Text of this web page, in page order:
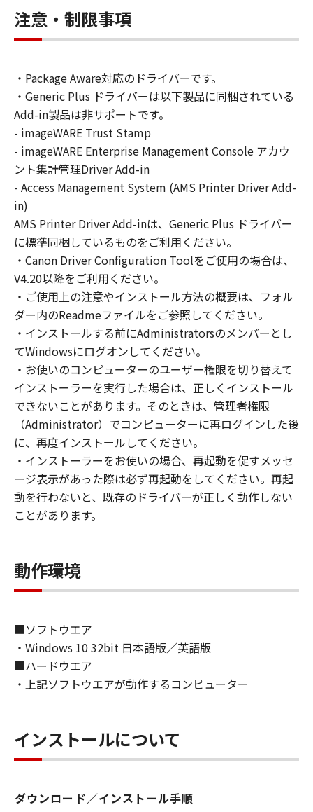
ること、またはコンピューターにおいて表示す
ること、アクセスすること、もしくは実行する
ことのいずれも含むものとします。）するため
お客様は、また「指定機器」にネットワークを
通じて接続されたコンピューター上で、かかる
コンピューターの使用者に対して「本ソフトウ
ェア」を使用させることができますが、かかる
コンピューターの使用者に本契約書上の義務お
よび条件を遵守させるとともに、その履行に関
し全責任を負うことを条件とします。
(2) お客様は、上記(1)に基づいて「本ソフトウ
「本ソフトウェア」を１部、複製することがで
きます。
(3) 上記(1)および(2)に定める場合を除き、キヤ
ノンまたはキヤノンのライセンサーのいかなる
知的財産権も、明示たると黙示たるとを問わ
ず、本契約書によってお客様に譲渡あるいは許
諾されるものではありません。
２．制限
(1) お客様は、再使用許諾、譲渡、販売、頒
布、リースもしくは貸与その他の方法により、
第三者に「本ソフトウェア」を使用させること
はできません。
(2) お客様は、「本ソフトウェア」の全部また
は一部を修正、改変、逆コンパイル、逆アセン
ブル、その他リバースエンジニアリング等する
ことはできません。また第三者にこのような行
為をさせてはなりません。
お客様は、「本ソフトウェア」に含まれるキヤ
ノンまたはキヤノンのライセンサーの著作権表
４．所有権
「本ソフトウェア」に係る権原および所有権
は、その内容によりキヤノンまたはキヤノンの
５．輸出
お客様は、日本国政府または関連する外国政府
接に輸出してはなりません。
注意・制限事項
・Package Aware対応のドライバーです。
・Generic Plus ドライバーは以下製品に同梱されている
Add-in製品は非サポートです。
- imageWARE Trust Stamp
- imageWARE Enterprise Management Console アカウ
ント集計管理Driver Add-in
- Access Management System (AMS Printer Driver Add-
in)
AMS Printer Driver Add-inは、Generic Plus ドライバー
に標準同梱しているものをご利用ください。
・Canon Driver Configuration Toolをご使用の場合は、
V4.20以降をご利用ください。
・ご使用上の注意やインストール方法の概要は、フォル
ダー内のReadmeファイルをご参照してください。
・インストールする前にAdministratorsのメンバーとし
てWindowsにログオンしてください。
・お使いのコンピューターのユーザー権限を切り替えて
インストーラーを実行した場合は、正しくインストール
できないことがあります。そのときは、管理者権限
（Administrator）でコンピューターに再ログインした後
に、再度インストールしてください。
・インストーラーをお使いの場合、再起動を促すメッセ
ージ表示があった際は必ず再起動をしてください。再起
動を行わないと、既存のドライバーが正しく動作しない
ことがあります。
動作環境
■ソフトウエア
・Windows 10 32bit 日本語版／英語版
■ハードウエア
・上記ソフトウエアが動作するコンピューター
インストールについて
ダウンロード／インストール手順